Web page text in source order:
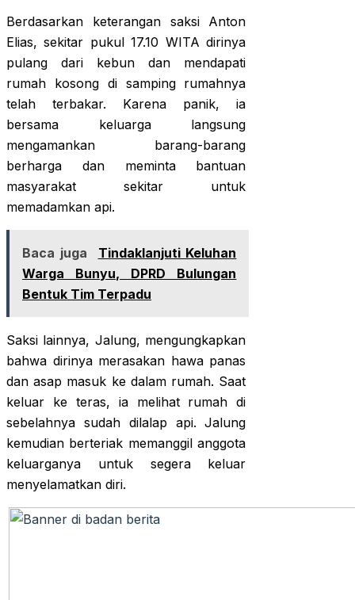
Berdasarkan keterangan saksi Anton
Elias, sekitar pukul 17.10 WITA dirinya
pulang dari kebun dan mendapati
rumah kosong di samping rumahnya
telah terbakar. Karena panik, ia
bersama keluarga langsung
mengamankan barang-barang
berharga dan meminta bantuan
masyarakat sekitar untuk
memadamkan api.
Baca juga
Tindaklanjuti Keluhan
Warga Bunyu, DPRD Bulungan
Bentuk Tim Terpadu
Saksi lainnya, Jalung, mengungkapkan
bahwa dirinya merasakan hawa panas
dan asap masuk ke dalam rumah. Saat
keluar ke teras, ia melihat rumah di
sebelahnya sudah dilalap api. Jalung
kemudian berteriak memanggil anggota
keluarganya untuk segera keluar
menyelamatkan diri.